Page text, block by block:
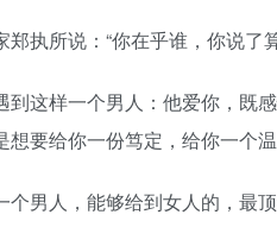
执所说：“你在乎谁，你说了
这样一个男人：他爱你，既感
想要给你一份笃定，给你一个温
男人，能够给到女人的，最顶